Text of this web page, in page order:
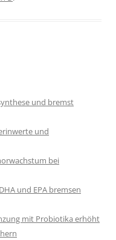
und bremst
und
bei
und EPA bremsen
mit Probiotika erhöht